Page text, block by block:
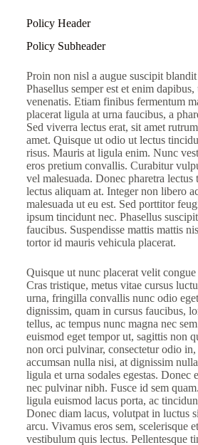
Policy Header
Policy Subheader
Proin non nisl a augue suscipit
Phasellus semper est et enim
venenatis. Etiam finibus fermentum
placerat ligula at urna faucibus, a
Sed viverra lectus erat, sit amet
amet. Quisque ut odio ut lectus
risus. Mauris at ligula enim. Nunc
eros pretium convallis. Curabitur
vel malesuada. Donec pharetra
lectus aliquam at. Integer non libero
malesuada ut eu est. Sed porttitor
ipsum tincidunt nec. Phasellus
faucibus. Suspendisse mattis mattis
tortor id mauris vehicula placerat.
Quisque ut nunc placerat velit
Cras tristique, metus vitae cursus
urna, fringilla convallis nunc odio
dignissim, quam in cursus faucibus,
tellus, ac tempus nunc magna nec
euismod eget tempor ut, sagittis non
non orci pulvinar, consectetur odio
accumsan nulla nisi, at dignissim
ligula et urna sodales egestas. Donec
nec pulvinar nibh. Fusce id sem
ligula euismod lacus porta, ac
Donec diam lacus, volutpat in luctus
arcu. Vivamus eros sem, scelerisque
vestibulum quis lectus. Pellentesque